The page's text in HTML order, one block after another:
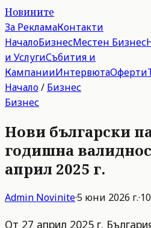
Новините
За РекламаКонтакти
НачалоБизнесМестен Бизнес
и УслугиСъбития и
КампанииИнтервютаОферти
Начало/ Бизнес
Бизнес
Нови български
годишна
април 2025 г.
Admin Novinite·5 юни 2026 г.·
От 27 април 2025 г.